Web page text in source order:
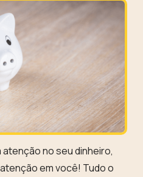
no seu dinheiro,
em você! Tudo o